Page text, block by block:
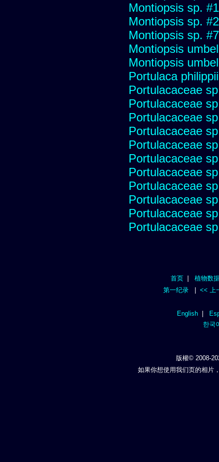
Montiopsis sp.
Montiopsis sp.
Montiopsis sp.
Montiopsis
Montiopsis
Portulaca philippii
Portulacaceae
Portulacaceae
Portulacaceae
Portulacaceae
Portulacaceae
Portulacaceae
Portulacaceae
Portulacaceae
Portulacaceae
Portulacaceae
Portulacaceae
首页
植物数
第一纪录| << 上
English|
한국
版權© 2008-
如果你想使用我们页的相片